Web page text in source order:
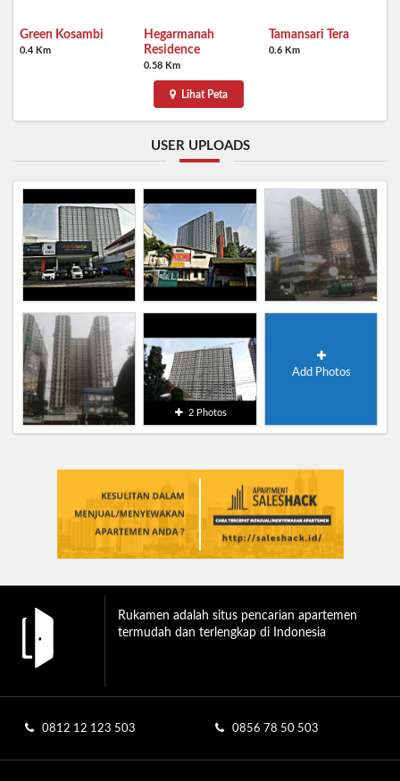
Green Kosambi
0.4 Km
Hegarmanah
Residence
0.58 Km
Tamansari Tera
0.6 Km
Lihat Peta
USER UPLOADS
2 Photos
Add Photos
Rukamen adalah situs pencarian apartemen
termudah dan terlengkap di Indonesia
0812 12 123 503 0856 78 50 503